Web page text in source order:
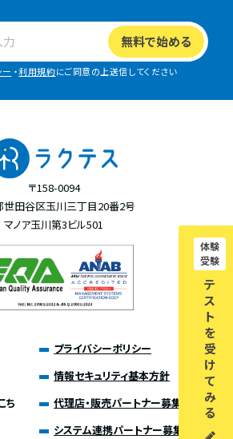
体験
受験
テ
ス
ト
を
受
け
て
み
る
ー ・利用規約にご同意の上送信してください
〒158-0094
世田谷区玉川三丁目20番2号
マノア玉川第3ビル501
ち
プライバシーポリシー
情報セキュリティ基本方針
代理店・販売パートナー募集
システム連携パートナー募集